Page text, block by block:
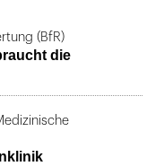
(BfR)
die